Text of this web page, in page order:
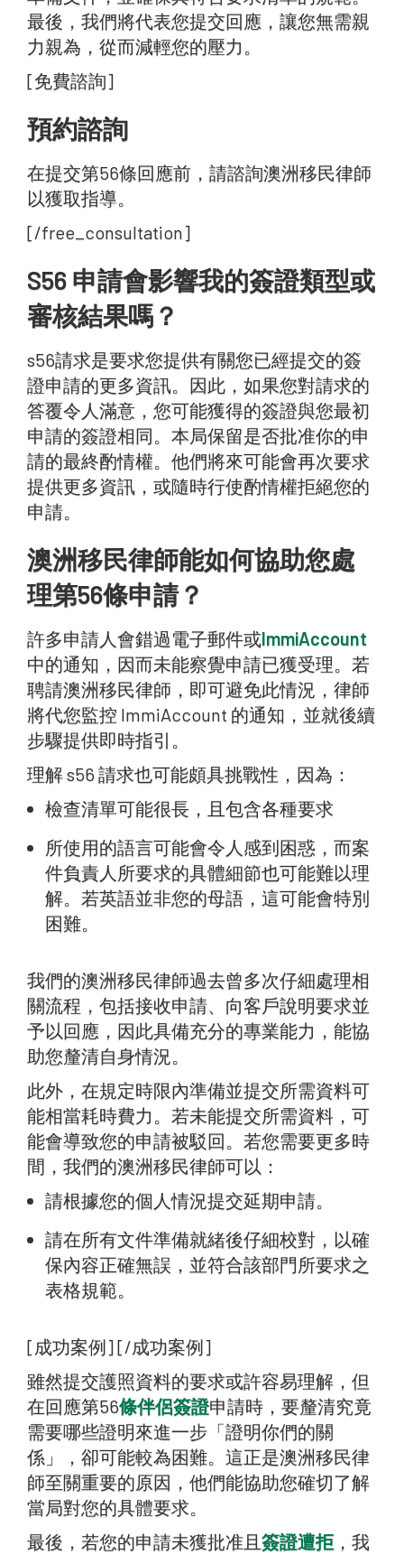
最後，我們將代表您提交回應，讓您無需親
力親為，從而減輕您的壓力。
[免費諮詢]
預約諮詢‍
在提交第56條回應前，請諮詢澳洲移民律師
以獲取指導。
[/free_consultation]
S56 申請會影響我的簽證類型或
審核結果嗎？
s56請求是要求您提供有關您已經提交的簽
證申請的更多資訊。因此，如果您對請求的
答覆令人滿意，您可能獲得的簽證與您最初
申請的簽證相同。本局保留是否批准你的申
請的最終酌情權。他們將來可能會再次要求
提供更多資訊，或隨時行使酌情權拒絕您的
申請。
澳洲移民律師能如何協助您處
理第56條申請？
許多申請人會錯過電子郵件或ImmiAccount
中的通知，因而未能察覺申請已獲受理。若
聘請澳洲移民律師，即可避免此情況，律師
將代您監控 ImmiAccount 的通知，並就後續
步驟提供即時指引。
理解 s56 請求也可能頗具挑戰性，因為：
檢查清單可能很長，且包含各種要求
所使用的語言可能會令人感到困惑，而案
件負責人所要求的具體細節也可能難以理
解。若英語並非您的母語，這可能會特別
困難。
我們的澳洲移民律師過去曾多次仔細處理相
關流程，包括接收申請、向客戶說明要求並
予以回應，因此具備充分的專業能力，能協
助您釐清自身情況。
此外，在規定時限內準備並提交所需資料可
能相當耗時費力。若未能提交所需資料，可
能會導致您的申請被駁回。若您需要更多時
間，我們的澳洲移民律師可以：
請根據您的個人情況提交延期申請。
請在所有文件準備就緒後仔細校對，以確
保內容正確無誤，並符合該部門所要求之
表格規範。
[成功案例] [/成功案例]
雖然提交護照資料的要求或許容易理解，但
在回應第56條伴侶簽證申請時，要釐清究竟
需要哪些證明來進一步「證明你們的關
係」，卻可能較為困難。這正是澳洲移民律
師至關重要的原因，他們能協助您確切了解
當局對您的具體要求。
最後，若您的申請未獲批准且簽證遭拒 ，我